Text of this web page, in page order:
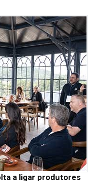
a ligar produtores